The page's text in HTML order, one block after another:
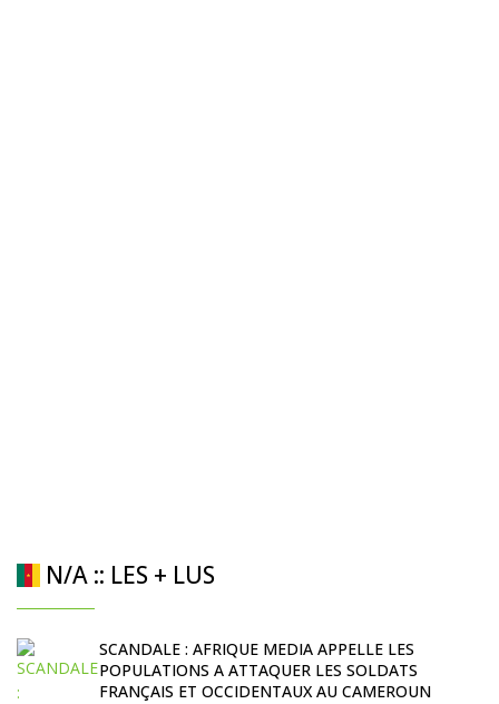
N/A :: LES + LUS
SCANDALE : AFRIQUE MEDIA APPELLE LES
POPULATIONS A ATTAQUER LES SOLDATS
FRANÇAIS ET OCCIDENTAUX AU CAMEROUN